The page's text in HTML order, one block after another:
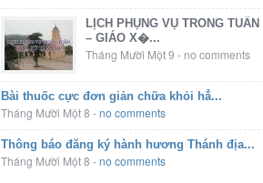
LỊCH PHỤNG VỤ TRONG TUẦN
– GIÁO X�...
Tháng Mười Một 9 - no comments
Bài thuốc cực đơn giản chữa khỏi hẳ...
Tháng Mười Một 8 -no comments
Thông báo đăng ký hành hương Thánh địa...
Tháng Mười Một 8 -no comments